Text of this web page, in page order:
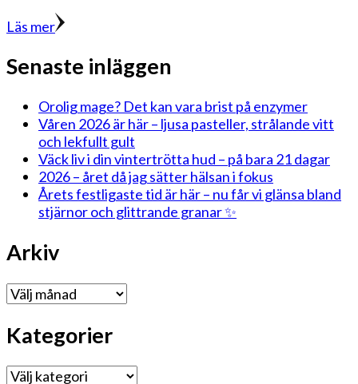
Läs mer
Senaste inläggen
Orolig mage? Det kan vara brist på enzymer
Våren 2026 är här – ljusa pasteller, strålande vitt
och lekfullt gult
Väck liv i din vintertrötta hud – på bara 21 dagar
2026 – året då jag sätter hälsan i fokus
Årets festligaste tid är här – nu får vi glänsa bland
stjärnor och glittrande granar ✨
Arkiv
Arkiv
Kategorier
Kategorier